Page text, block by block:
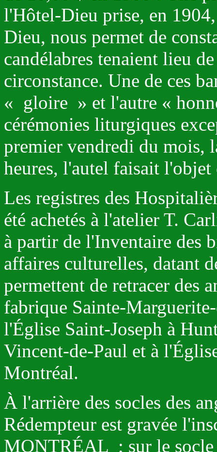
l'Hôtel-Dieu prise, en
Dieu, nous permet de
candélabres tenaient lieu
circonstance. Une de ces
« gloire » et l'autre «
cérémonies liturgiques
premier vendredi du mois,
heures, l'autel faisait l'objet
Les registres des
été achetés à l'atelier T.
à partir de l'Inventaire des
affaires culturelles, datant
permettent de retracer des
fabrique Sainte-
l'Église Saint-Joseph à
Vincent-de-Paul et à
Montréal.
À l'arrière des socles des
Rédempteur est gravée
MONTRÉAL ; sur le socle